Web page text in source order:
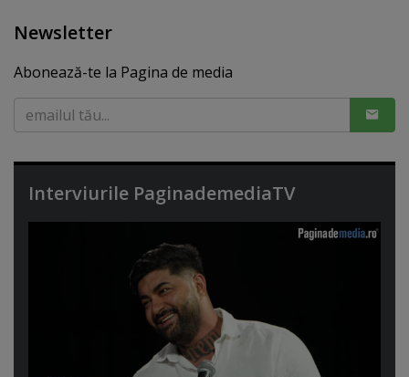
Newsletter
Abonează-te la Pagina de media
Interviurile PaginademediaTV